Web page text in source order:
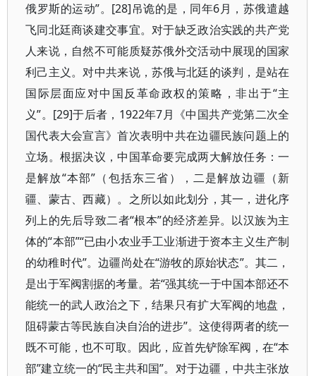
俄罗斯的运动”。[28]吊诡的是，同年6月，苏俄遣越
飞同北廷商谈建交事宜。对于缺乏政治实践的共产党
人来说，自然不可能质疑苏俄外交活动中展现的国家
利己主义。对中共来说，苏俄与北廷的谈判，是站在
国际层面应对中国反革命政权的策略，非出于“主
义”。[29]于后者，1922年7月《中国共产党第二次全
国代表大会宣言》首次表明中共在边疆民族问题上的
立场。根据决议，中国革命要完成两大解放任务：一
是解放“本部”（包括东三省），二是解放边疆（新
疆、蒙古、西藏）。之所以如此划分，其一，进化序
列上的先后导致二者“根本”的经济差异。以汉族为主
体的“本部”“已由小农业手工业渐进于资本主义生产制
的幼稚时代”。边疆尚处在“游牧的原始状态”。其二，
是出于军阀割据的考量。若“强其统一于中国本部还不
能统一的武人政治之下，结果只有扩大军阀的地盘，
阻碍蒙古等民族自决自治的进步”。这使得两者的统一
既不可能，也不可取。因此，应首先铲除军阀，在“本
部”建立统一的“民主共和国”。对于边疆，中共主张放